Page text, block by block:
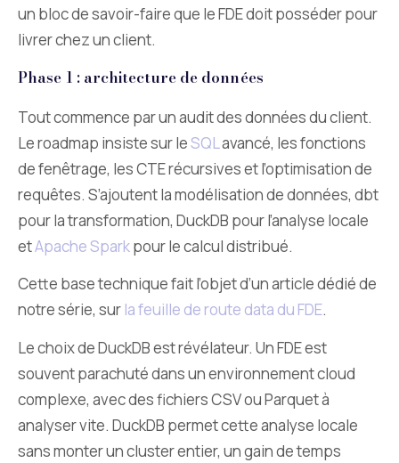
un bloc de savoir-faire que le FDE doit posséder pour
livrer chez un client.
Phase 1 : architecture de données
Tout commence par un audit des données du client.
Le roadmap insiste sur leSQLavancé, les fonctions
de fenêtrage, les CTE récursives et l’optimisation de
requêtes. S’ajoutent la modélisation de données, dbt
pour la transformation, DuckDB pour l’analyse locale
etApache Sparkpour le calcul distribué.
Cette base technique fait l’objet d’un article dédié de
notre série, sur la feuille de route data du FDE.
Le choix de DuckDB est révélateur. Un FDE est
souvent parachuté dans un environnement cloud
complexe, avec des fichiers CSV ou Parquet à
analyser vite. DuckDB permet cette analyse locale
sans monter un cluster entier, un gain de temps